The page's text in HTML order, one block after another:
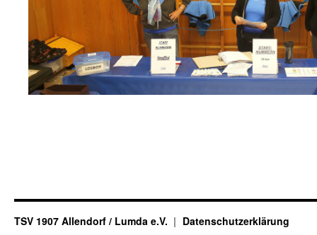
TSV 1907 Allendorf / Lumda e.V. Datenschutzerklärung